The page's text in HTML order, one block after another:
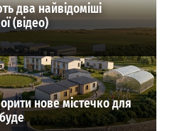
два найвідоміші
(відео)
нове містечко для